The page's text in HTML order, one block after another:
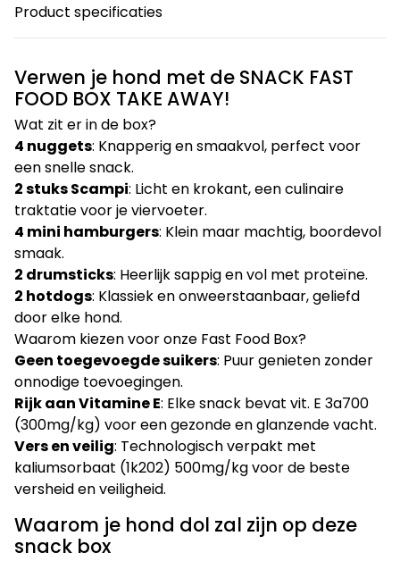
Product specificaties
Verwen je hond met de SNACK FAST
FOOD BOX TAKE AWAY!
Wat zit er in de box?
4 nuggets: Knapperig en smaakvol, perfect voor
een snelle snack.
2 stuks Scampi: Licht en krokant, een culinaire
traktatie voor je viervoeter.
4 mini hamburgers: Klein maar machtig, boordevol
smaak.
2 drumsticks: Heerlijk sappig en vol met proteïne.
2 hotdogs: Klassiek en onweerstaanbaar, geliefd
door elke hond.
Waarom kiezen voor onze Fast Food Box?
Geen toegevoegde suikers: Puur genieten zonder
onnodige toevoegingen.
Rijk aan Vitamine E: Elke snack bevat vit. E 3a700
(300mg/kg) voor een gezonde en glanzende vacht.
Vers en veilig: Technologisch verpakt met
kaliumsorbaat (1k202) 500mg/kg voor de beste
versheid en veiligheid.
Waarom je hond dol zal zijn op deze
snack box